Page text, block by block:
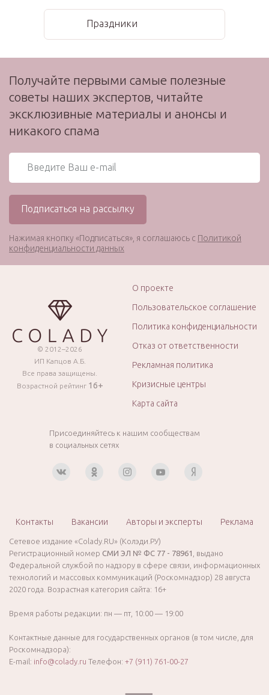
Праздники
Получайте первыми самые полезные
советы наших экспертов, читайте
эксклюзивные материалы и анонсы и
никакого спама
Нажимая кнопку «Подписаться», я соглашаюсь с Политикой
конфиденциальности данных
© 2012–2026
ИП Капцов А.Б.
Все права защищены.
Возрастной рейтинг 16+
О проекте
Пользовательское соглашение
Политика конфиденциальности
Отказ от ответственности
Рекламная политика
Кризисные центры
Карта сайта
Присоединяйтесь к нашим сообществам
в социальных сетях
Контакты Вакансии Авторы и эксперты Реклама
Сетевое издание «Colady.RU» (Колэди.РУ)
Регистрационный номер СМИ ЭЛ № ФС 77 - 78961
, выдано
Федеральной службой по надзору в сфере связи, информационных
технологий и массовых коммуникаций (Роскомнадзор) 28 августа
2020 года. Возрастная категория сайта: 16+
Время работы редакции: пн — пт, 10:00 — 19:00
Контактные данные для государственных органов (в том числе, для
Роскомнадзора):
E-mail: info@colady.ru Телефон: +7 (911) 761-00-27